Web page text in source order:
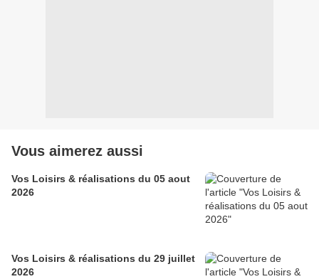
Vous aimerez aussi
Vos Loisirs & réalisations du 05 aout
2026
Vos Loisirs & réalisations du 29 juillet
2026